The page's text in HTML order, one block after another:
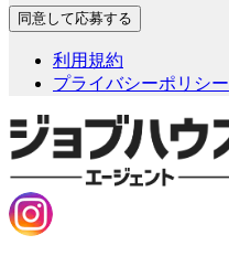
利用規約
プライバシーポリシー